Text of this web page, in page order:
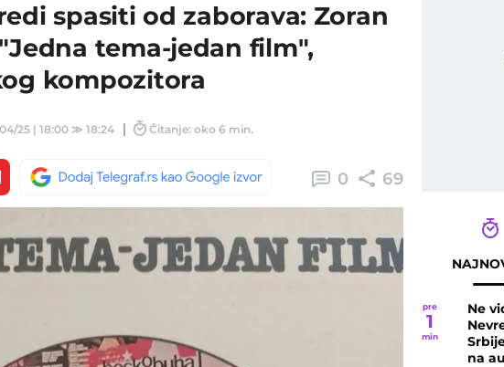
spasiti od zaborava: Zoran
tema-jedan film",
kompozitora
25 | 18:00 ≫ 18:24 Čitanje: oko 6 min.
0 69
pre
1
min
Ne
na